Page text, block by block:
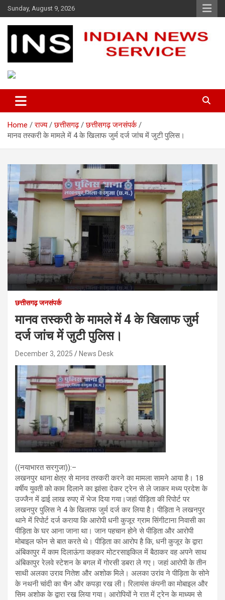
Skip
to
content
Sunday, August 9, 2026
Indian News Service
Home राज्य छत्तीसगढ़
छत्तीसगढ़ जनसंपर्क
मानव तस्करी के मामले में 4 के खिलाफ जुर्म दर्ज जांच में जुटी पुलिस।
छत्तीसगढ़ जनसंपर्क
मानव तस्करी के मामले में 4 के खिलाफ जुर्म
दर्ज जांच में जुटी पुलिस।
December 3, 2025 News Desk
((नयाभारत सरगुजा)):–
लखनपुर थाना क्षेत्र से मानव तस्करी करने का मामला सामने आया है। 18
वर्षीय युवती को काम दिलाने का झांसा देकर ट्रेन से ले जाकर मध्य प्रदेश के
उज्जैन में ढाई लाख रुपए में भेज दिया गया।जहां पीड़िता की रिपोर्ट पर
लखनपुर पुलिस ने 4 के खिलाफ जुर्म दर्ज कर लिया है। पीड़िता ने लखनपुर
थाने में रिपोर्ट दर्ज कराया कि आरोपी धनी कुजूर ग्राम सिंगीटाना निवासी का
पीड़िता के घर आना जाना था। जान पहचान होने से पीड़िता और आरोपी
मोबाइल फोन से बात करते थे। पीड़िता का आरोप है कि, धनी कुजूर के द्वारा
अंबिकापुर में काम दिलाऊंगा कहकर मोटरसाइकिल में बैठाकर वह अपने साथ
अंबिकापुर रेलवे स्टेशन के बगल में गोरसी डबरा ले गए। जहां आरोपी के तीन
साथी अलका उराव नितेश और अशोक मिले। अलका उरांव ने पीड़िता के सोने
के नथनी चांदी का चैन और कपड़ा रख ली। रिलायंस कंपनी का मोबाइल और
सिम अशोक के द्वारा रख लिया गया। आरोपियों ने रात में ट्रेन के माध्यम से